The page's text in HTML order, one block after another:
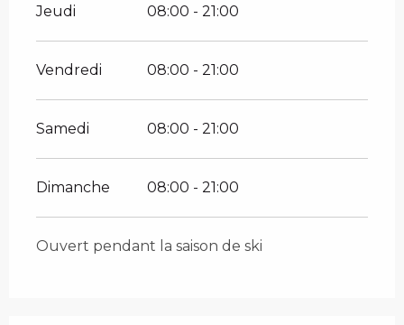
Jeudi 08:00 - 21:00
Vendredi 08:00 - 21:00
Samedi 08:00 - 21:00
Dimanche 08:00 - 21:00
Ouvert pendant la saison de ski